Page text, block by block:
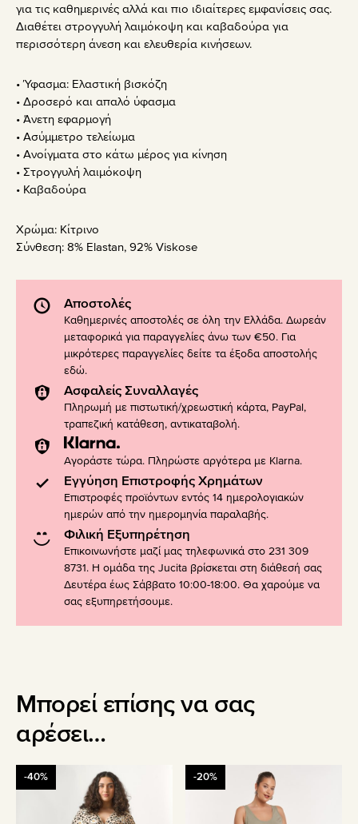
για τις καθημερινές αλλά και πιο ιδιαίτερες εμφανίσεις σας.
Διαθέτει στρογγυλή λαιμόκοψη και καβαδούρα για
περισσότερη άνεση και ελευθερία κινήσεων.
• Ύφασμα: Ελαστική βισκόζη
• Δροσερό και απαλό ύφασμα
• Άνετη εφαρμογή
• Ασύμμετρο τελείωμα
• Ανοίγματα στο κάτω μέρος για κίνηση
• Στρογγυλή λαιμόκοψη
• Καβαδούρα
Χρώμα: Κίτρινο
Σύνθεση: 8% Elastan, 92% Viskose
Αποστολές
Καθημερινές αποστολές σε όλη την Ελλάδα. Δωρεάν
μεταφορικά για παραγγελίες άνω των €50. Για
μικρότερες παραγγελίες δείτε τα έξοδα αποστολής
εδώ.
Ασφαλείς Συναλλαγές
Πληρωμή με πιστωτική/χρεωστική κάρτα, PayPal,
τραπεζική κατάθεση, αντικαταβολή.
Αγοράστε τώρα. Πληρώστε αργότερα με Klarna.
Εγγύηση Επιστροφής Χρημάτων
Επιστροφές προϊόντων εντός 14 ημερολογιακών
ημερών από την ημερομηνία παραλαβής.
Φιλική Εξυπηρέτηση
Επικοινωνήστε μαζί μας τηλεφωνικά στο 231 309
8731. Η ομάδα της Jucita βρίσκεται στη διάθεσή σας
Δευτέρα έως Σάββατο 10:00-18:00. Θα χαρούμε να
σας εξυπηρετήσουμε.
Μπορεί επίσης να σας
αρέσει…
-40%
Αυτό
το
-20%
Αυτό
το